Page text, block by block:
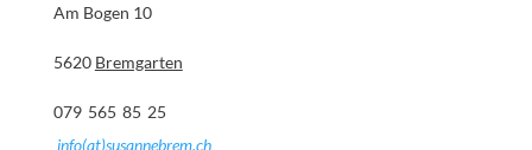
Am Bogen 10
5620 Bremgarten
079 565 85 25
info(at)susannebrem.ch